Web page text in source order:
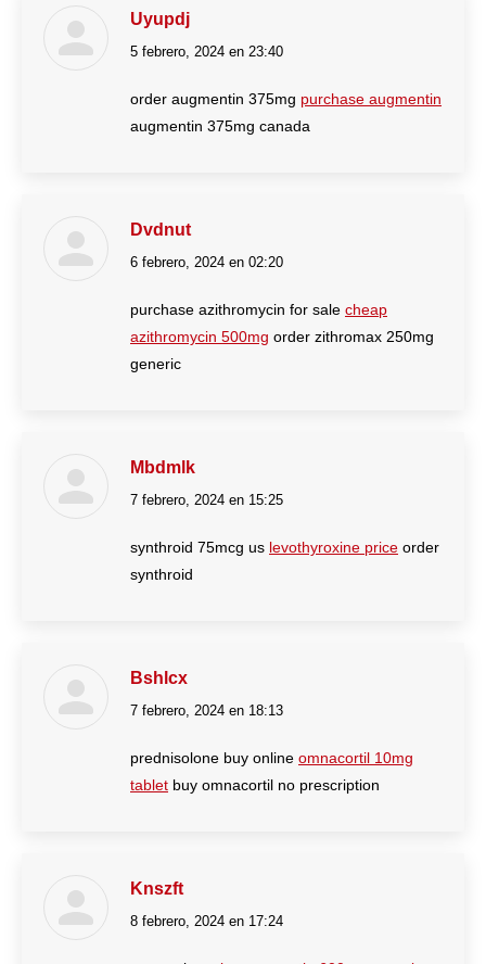
Uyupdj
dice:
5 febrero, 2024 en 23:40
order augmentin 375mg purchase augmentin
augmentin 375mg canada
Dvdnut
dice:
6 febrero, 2024 en 02:20
purchase azithromycin for sale cheap
azithromycin 500mg order zithromax 250mg
generic
Mbdmlk
dice:
7 febrero, 2024 en 15:25
synthroid 75mcg us levothyroxine price order
synthroid
Bshlcx
dice:
7 febrero, 2024 en 18:13
prednisolone buy online omnacortil 10mg
tablet buy omnacortil no prescription
Knszft
dice:
8 febrero, 2024 en 17:24